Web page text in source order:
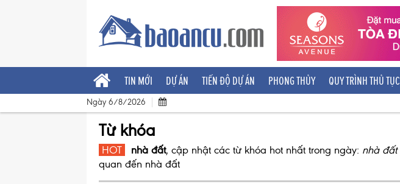
TIN MỚI DỰ ÁN TIẾN ĐỘ DỰ ÁN PHONG THỦY QUY TRÌNH THỦ TỤC
Ngày 6/8/2026
Từ khóa
HOT nhà đất, cập nhật các từ khóa hot nhất trong ngày: nhà đất
quan đến nhà đất